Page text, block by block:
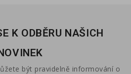
K ODBĚRU NAŠICH
být pravidelně informování o